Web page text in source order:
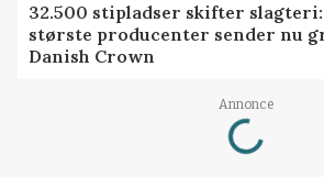
32.500 stipladser skifter slagteri:
største producenter sender nu
Danish Crown
Annonce
Loading...